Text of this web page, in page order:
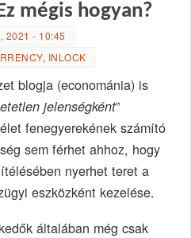
mégis hogyan?
2021 - 10:45
, INLOCK
blogja (econománia) is
jelenségként”
fenegyerekének számító
sem férhet ahhoz, hogy
nyerhet teret a
eszközként kezelése.
általában még csak